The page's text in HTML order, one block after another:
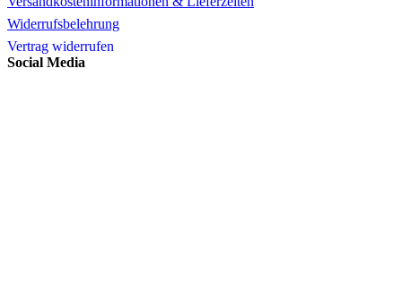
Widerrufsbelehrung
Vertrag widerrufen
Social Media